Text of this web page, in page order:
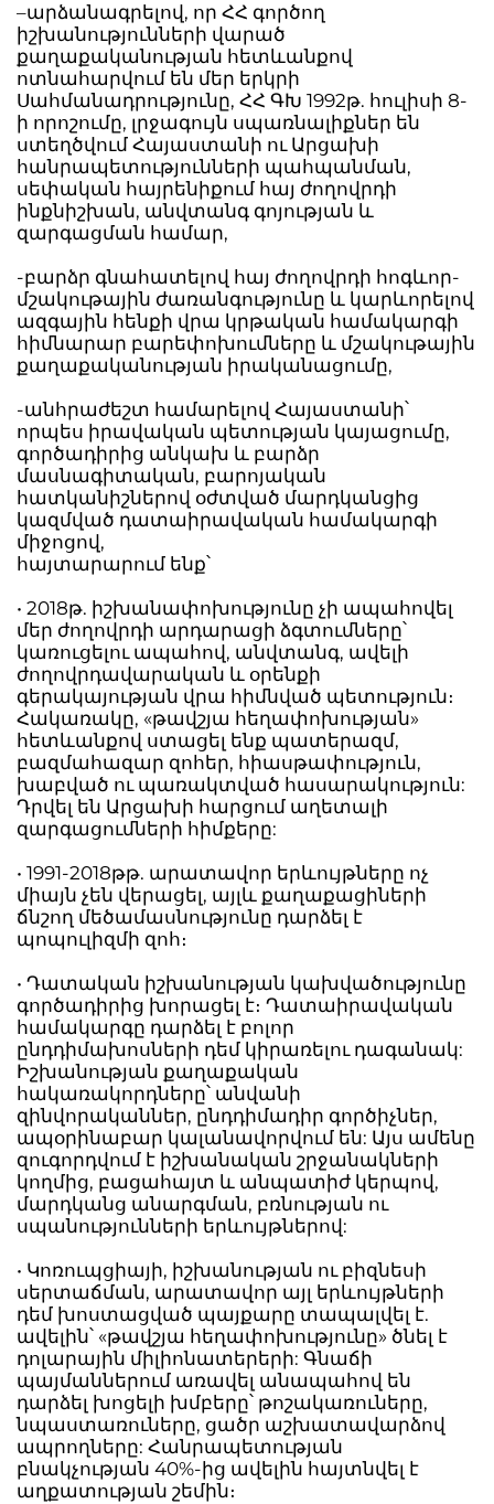
–արձանագրելով, որ ՀՀ գործող
իշխանությունների վարած
քաղաքականության հետևանքով
ոտնահարվում են մեր երկրի
Սահմանադրությունը, ՀՀ ԳԽ 1992թ. հուլիսի 8-
ի որոշումը, լրջագույն սպառնալիքներ են
ստեղծվում Հայաստանի ու Արցախի
հանրապետությունների պահպանման,
սեփական հայրենիքում հայ ժողովրդի
ինքնիշխան, անվտանգ գոյության և
զարգացման համար,
-բարձր գնահատելով հայ ժողովրդի հոգևոր-
մշակութային ժառանգությունը և կարևորելով
ազգային հենքի վրա կրթական համակարգի
հիմնարար բարեփոխումները և մշակութային
քաղաքականության իրականացումը,
-անհրաժեշտ համարելով Հայաստանի՝
որպես իրավական պետության կայացումը,
գործադիրից անկախ և բարձր
մասնագիտական, բարոյական
հատկանիշներով օժտված մարդկանցից
կազմված դատաիրավական համակարգի
միջոցով,
հայտարարում ենք՝
• 2018թ. իշխանափոխությունը չի ապահովել
մեր ժողովրդի արդարացի ձգտումները՝
կառուցելու ապահով, անվտանգ, ավելի
ժողովրդավարական և օրենքի
գերակայության վրա հիմնված պետություն։
Հակառակը, «թավշյա հեղափոխության»
հետևանքով ստացել ենք պատերազմ,
բազմահազար զոհեր, հիասթափություն,
խաբված ու պառակտված հասարակություն:
Դրվել են Արցախի հարցում աղետալի
զարգացումների հիմքերը:
• 1991-2018թթ. արատավոր երևույթները ոչ
միայն չեն վերացել, այլև քաղաքացիների
ճնշող մեծամասնությունը դարձել է
պոպուլիզմի զոհ։
• Դատական իշխանության կախվածությունը
գործադիրից խորացել է։ Դատաիրավական
համակարգը դարձել է բոլոր
ընդդիմախոսների դեմ կիրառելու դագանակ:
Իշխանության քաղաքական
հակառակորդները՝ անվանի
զինվորականներ, ընդդիմադիր գործիչներ,
ապօրինաբար կալանավորվում են: Այս ամենը
զուգորդվում է իշխանական շրջանակների
կողմից, բացահայտ և անպատիժ կերպով,
մարդկանց անարգման, բռնության ու
սպանությունների երևույթներով:
• Կոռուպցիայի, իշխանության ու բիզնեսի
սերտաճման, արատավոր այլ երևույթների
դեմ խոստացված պայքարը տապալվել է.
ավելին՝ «թավշյա հեղափոխությունը» ծնել է
դոլարային միլիոնատերերի: Գնաճի
պայմաններում առավել անապահով են
դարձել խոցելի խմբերը՝ թոշակառուները,
նպաստառուները, ցածր աշխատավարձով
ապրողները: Հանրապետության
բնակչության 40%-ից ավելին հայտնվել է
աղքատության շեմին։